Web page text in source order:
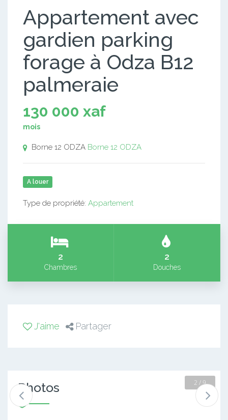
Appartement avec
gardien parking
forage à Odza B12
palmeraie
130 000 xaf
mois
Borne 12 ODZA Borne 12 ODZA
A louer
Type de propriété: Appartement
2
Chambres
2
Douches
J'aime Partager
Photos 2 / 9